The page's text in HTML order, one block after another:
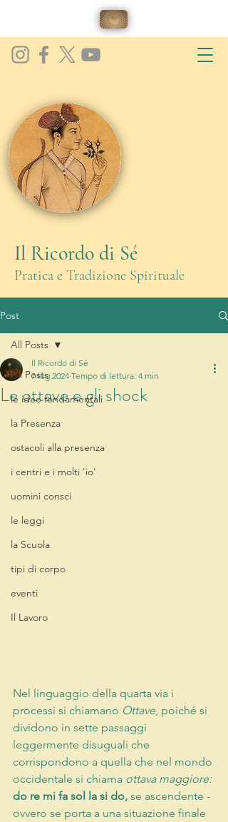
Il Ricordo di Sé
Pratica e Tradizione Spirituale
Post
All Posts
le idee fondamentali
la Presenza
ostacoli alla presenza
i centri e i molti 'io'
uomini consci
le leggi
la Scuola
tipi di corpo
eventi
Il Lavoro
All Posts
Le ottave e gli shock
Il Ricordo di Sé
7 lug 2024 Tempo di lettura: 4 min
Nel linguaggio della quarta via i
processi si chiamano Ottave, poiché si
dividono in sette passaggi
leggermente disuguali che
corrispondono a quella che nel mondo
occidentale si chiama ottava maggiore:
do re mi fa sol la si do, se ascendente -
ovvero se porta a una situazione finale